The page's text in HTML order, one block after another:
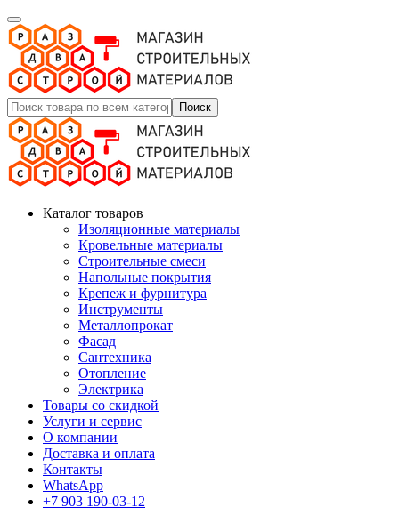
Поиск
Каталог товаров
Изоляционные материалы
Кровельные материалы
Строительные смеси
Напольные покрытия
Крепеж и фурнитура
Инструменты
Металлопрокат
Фасад
Сантехника
Отопление
Электрика
Товары со скидкой
Услуги и сервис
О компании
Доставка и оплата
Контакты
WhatsApp
+7 903 190-03-12